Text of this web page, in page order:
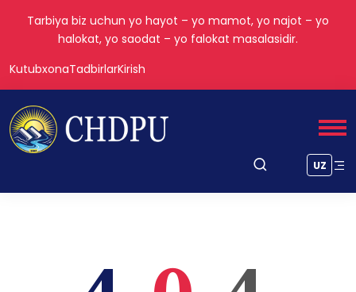
Tarbiya biz uchun yo hayot – yo mamot, yo najot – yo
halokat, yo saodat – yo falokat masalasidir.
KutubxonaTadbirlarKirish
UZ